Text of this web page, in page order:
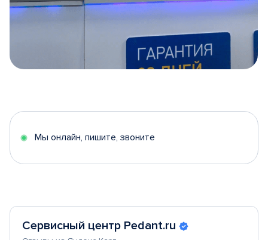
5
Мы онлайн, пишите, звоните
Сервисный центр Pedant.ru